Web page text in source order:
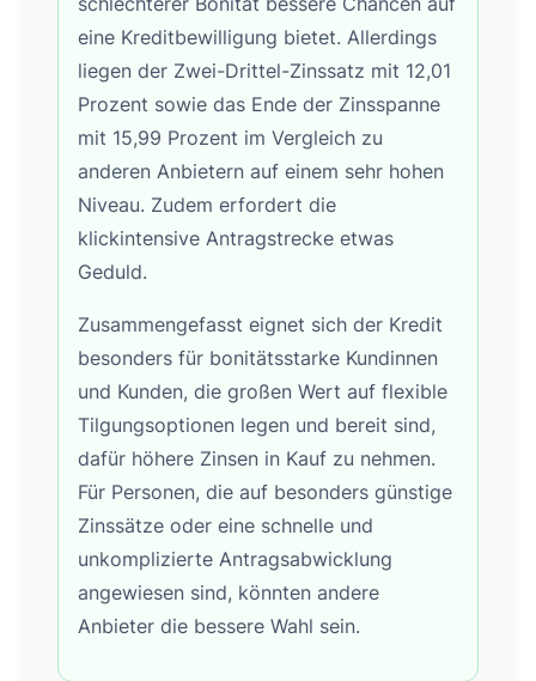
eine Kreditbewilligung bietet. Allerdings
liegen der Zwei-Drittel-Zinssatz mit 12,01
Prozent sowie das Ende der Zinsspanne
mit 15,99 Prozent im Vergleich zu
anderen Anbietern auf einem sehr hohen
Niveau. Zudem erfordert die
klickintensive Antragstrecke etwas
Geduld.
Zusammengefasst eignet sich der Kredit
besonders für bonitätsstarke Kundinnen
und Kunden, die großen Wert auf flexible
Tilgungsoptionen legen und bereit sind,
dafür höhere Zinsen in Kauf zu nehmen.
Für Personen, die auf besonders günstige
Zinssätze oder eine schnelle und
unkomplizierte Antragsabwicklung
angewiesen sind, könnten andere
Anbieter die bessere Wahl sein.